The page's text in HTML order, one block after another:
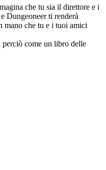
che tu sia il direttore e i
Dungeoneer ti renderà
mano che tu e i tuoi amici
perciò come un libro delle